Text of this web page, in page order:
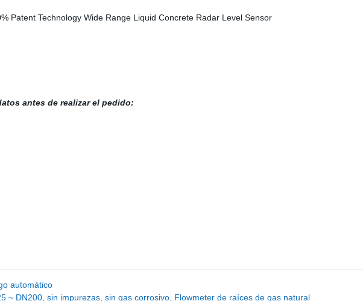
antes de realizar el pedido:
automático
~ DN200, sin impurezas, sin gas corrosivo, Flowmeter de raíces de gas natural